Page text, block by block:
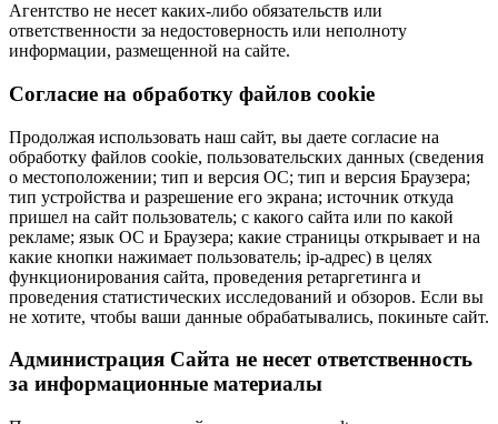
Агентство не несет каких-либо обязательств или
ответственности за недостоверность или неполноту
информации, размещенной на сайте.
Cогласие на обработку файлов cookie
Продолжая использовать наш сайт, вы даете согласие на
обработку файлов cookie, пользовательских данных (сведения
о местоположении; тип и версия ОС; тип и версия Браузера;
тип устройства и разрешение его экрана; источник откуда
пришел на сайт пользователь; с какого сайта или по какой
рекламе; язык ОС и Браузера; какие страницы открывает и на
какие кнопки нажимает пользователь; ip-адрес) в целях
функционирования сайта, проведения ретаргетинга и
проведения статистических исследований и обзоров. Если вы
не хотите, чтобы ваши данные обрабатывались, покиньте сайт.
Администрация Сайта не несет ответственность
за информационные материалы